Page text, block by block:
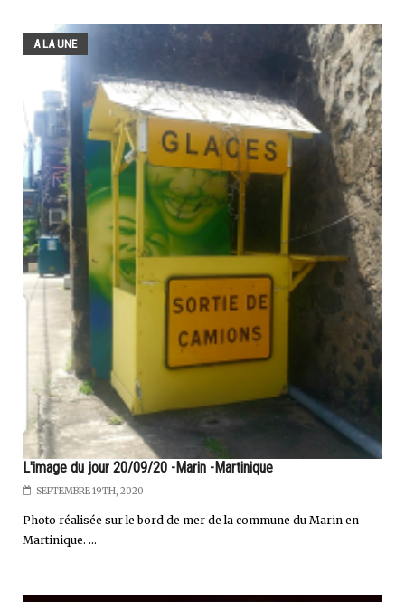
A LA UNE
L'image du jour 20/09/20 -Marin -Martinique
SEPTEMBRE 19TH, 2020
Photo réalisée sur le bord de mer de la commune du Marin en
Martinique. ...